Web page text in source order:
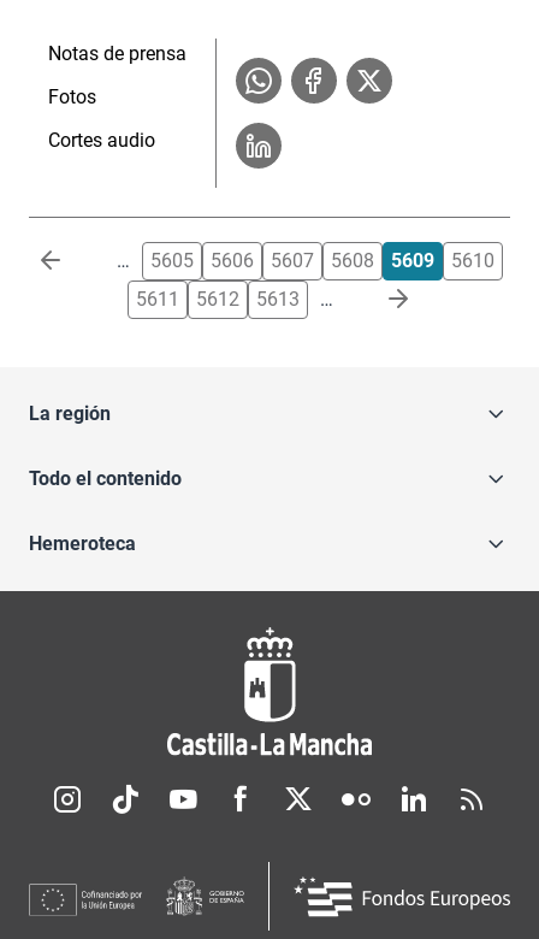
Notas de prensa
Fotos
Cortes audio
Paginación … 5605 5606 5607 5608 5609
5610
5611
5612 5613 …
La región
Todo el contenido
Hemeroteca
Redes sociales JCCM